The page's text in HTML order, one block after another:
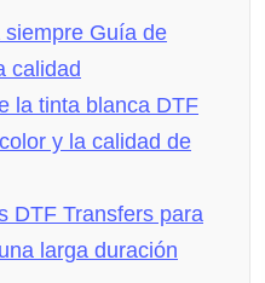
Guía de
calidad
la tinta blanca DTF
y la calidad de
DTF Transfers para
larga duración